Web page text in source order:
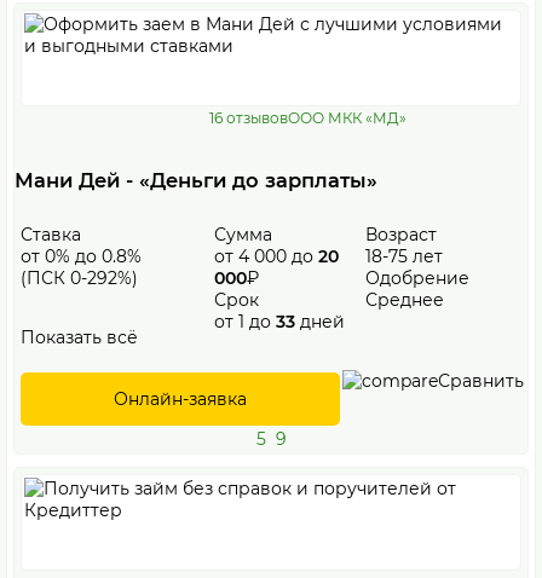
16 отзывовООО МКК «МД»
Мани Дей - «Деньги до зарплаты»
Ставка
от 0% до 0.8%
(ПСК 0-292%)
Сумма
от 4 000 до 20
000₽
Срок
от 1 до 33 дней
Возраст
18-75 лет
Одобрение
Среднее
Показать всё
Онлайн-заявка
Сравнить
5 9